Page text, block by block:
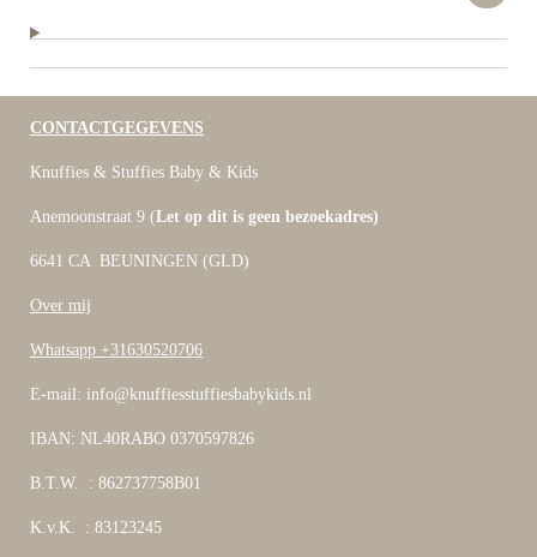
CONTACTGEGEVENS
Knuffies & Stuffies Baby & Kids
Anemoonstraat 9 (Let op dit is geen bezoekadres)
6641 CA BEUNINGEN (GLD)
Over mij
Whatsapp +31630520706
E-mail: info@knuffiesstuffiesbabykids.nl
IBAN: NL40RABO 0370597826
B.T.W. : 862737758B01
K.v.K. : 83123245